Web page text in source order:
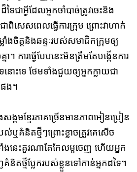
ជាអ្វីដែលអ្នកចាំបាច់ត្រូវចេះនិង
ពិសេសពេលធ្វើការក្រុម ព្រោះវាហាក់
ងចិត្តនិងឆន្ទៈរបស់សមាជិកក្រុមឲ្យ
។ ការធ្វើបែបនេះមិនត្រឹមតែបង្កើនការ
ោះទេ ថែមទាំងជួយឲ្យអ្នកក្លាយជា
ផង។
សង្គមខ្មែរភាគច្រើនមានភាពអៀនប្រៀន
ឬគំនិតថ្មីៗព្រោះខ្លាចត្រូវគេសើច
ងនេះគួរណាតែកែលម្អចេញ ហើយអ្នក
និតថ្មីប្លែករបស់ខ្លួនទៅកាន់អ្នកដទៃ។